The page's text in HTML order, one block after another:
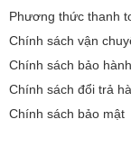
Phương thức thanh
Chính sách vận
Chính sách bảo hành
Chính sách đổi trả
Chính sách bảo mật